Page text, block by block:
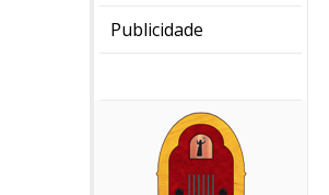
Publicidade